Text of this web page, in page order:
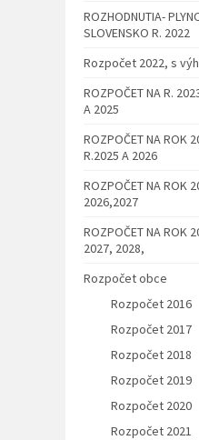
ROZHODNUTIA-
SLOVENSKO R. 2022
Rozpočet 2022, s
ROZPOČET NA R.
A 2025
ROZPOČET NA ROK
R.2025 A 2026
ROZPOČET NA ROK
2026,2027
ROZPOČET NA ROK
2027, 2028,
Rozpočet obce
Rozpočet 2016
Rozpočet 2017
Rozpočet 2018
Rozpočet 2019
Rozpočet 2020
Rozpočet 2021